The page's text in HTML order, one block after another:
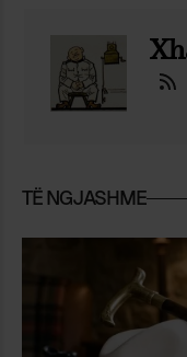
TË NGJASHME